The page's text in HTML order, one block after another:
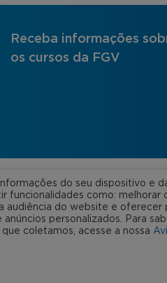
Receba informações
os cursos da FGV
© Todos os direitos
A
do seu dispositivo e
funcionalidades como: melhorar
audiência do website e oferecer
personalizados. Para
coletamos, acesse a nossa